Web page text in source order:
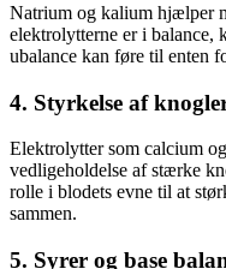
Natrium og kalium hjælper
elektrolytterne er i balance,
ubalance kan føre til enten
4. Styrkelse af
Elektrolytter som calcium
vedligeholdelse af stærke
rolle i blodets evne til at
sammen.
5. Syrer og base